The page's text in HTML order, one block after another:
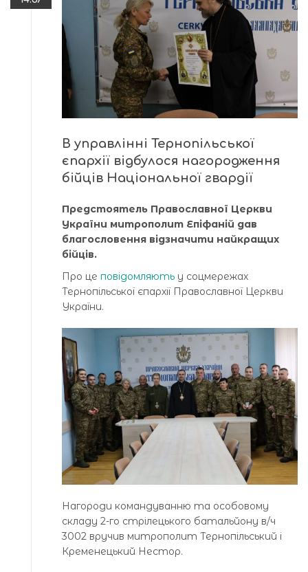
В управлінні Тернопільської
єпархії відбулося нагородження
бійців Національної гвардії
Предстоятель Православної Церкви
України митрополит Епіфаній дав
благословення відзначити найкращих
бійців.
Про це повідомляють у соцмережах
Тернопільської єпархії Православної Церкви
України.
Нагороди командуванню та особовому
складу 2-го стрілецького батальйону в/ч
3002 вручив митрополит Тернопільський і
Кременецький Нестор.